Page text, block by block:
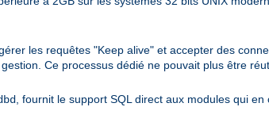
les requêtes "Keep alive" et accepter des
Ce processus dédié ne pouvait plus être
, fournit le support SQL direct aux modules qui